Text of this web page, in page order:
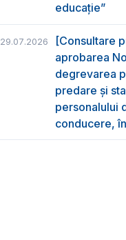
educație”
29.07.2026
[Consultare
aprobarea
degrevarea
predare şi
personalului
conducere,